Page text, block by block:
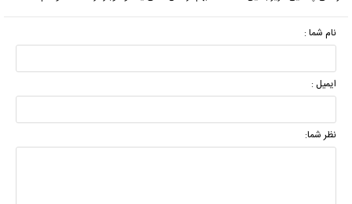
نام شما :
ایمیل :
نظر شما: